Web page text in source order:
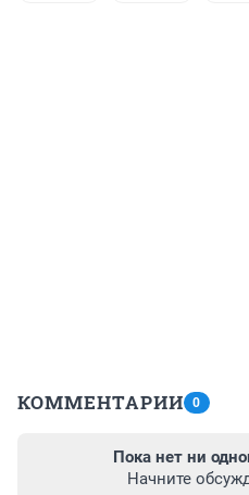
КОММЕНТАРИИ 0
Пока нет ни
Начните